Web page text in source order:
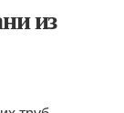
из